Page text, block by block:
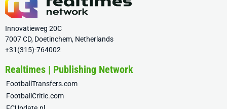
Innovatieweg 20C
7007 CD, Doetinchem, Netherlands
+31(315)-764002
Realtimes | Publishing Network
FootballTransfers.com
FootballCritic.com